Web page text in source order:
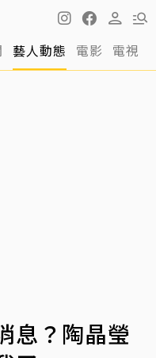
藝人動態 電影 電視
息？陶晶瑩